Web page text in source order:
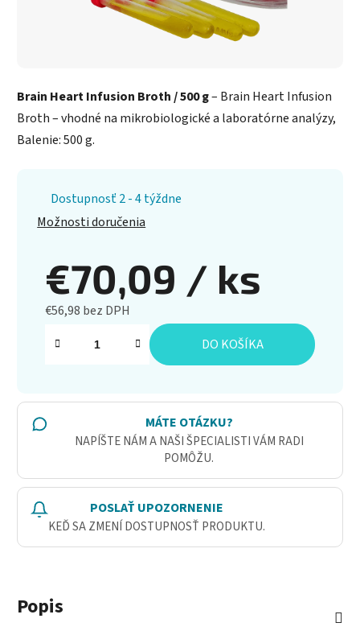
Brain Heart Infusion Broth / 500 g– Brain Heart Infusion
Broth – vhodné na mikrobiologické a laboratórne analýzy,
Balenie: 500 g.
Dostupnosť 2 - 4 týždne
Možnosti doručenia
€70,09 / ks
€56,98 bez DPH
Jednotková cena:
DO KOŠÍKA
MÁTE OTÁZKU?
NAPÍŠTE NÁM A NAŠI ŠPECIALISTI VÁM RADI
POMÔŽU.
POSLAŤ UPOZORNENIE
KEĎ SA ZMENÍ DOSTUPNOSŤ PRODUKTU.
Popis